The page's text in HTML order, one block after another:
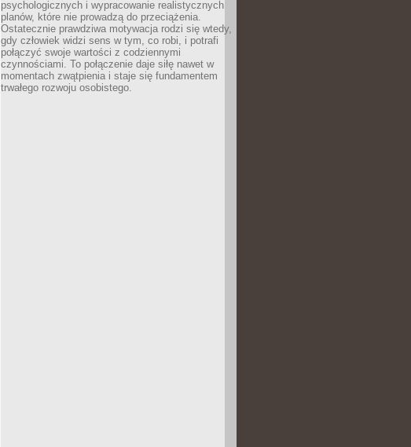
psychologicznych i wypracowanie realistycznych
planów, które nie prowadzą do przeciążenia.
Ostatecznie prawdziwa motywacja rodzi się wtedy,
gdy człowiek widzi sens w tym, co robi, i potrafi
połączyć swoje wartości z codziennymi
czynnościami. To połączenie daje siłę nawet w
momentach zwątpienia i staje się fundamentem
trwałego rozwoju osobistego.